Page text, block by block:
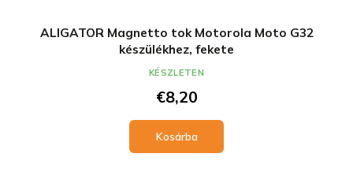
ALIGATOR Magnetto tok Motorola Moto G32
készülékhez, fekete
€8,20
Kosárba
KÉSZLETEN